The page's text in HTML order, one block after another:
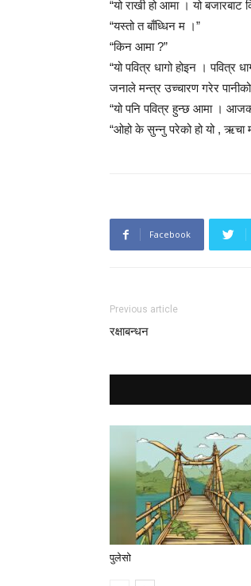
“यो राखी हो आमा । यो बजारबाट
“यस्तो त बाँध्धिन म ।”
“किन आमा ?”
“यो पवित्र धागो होइन । पवित्र
जनाले मन्त्र उच्चारण गरेर
“यो पनि पवित्र हुन्छ आमा ।
“ओहो के सुन्नु परेको हो यो , ऋचा
Facebook
Previous article
रक्षाबन्धन
पुलेसो